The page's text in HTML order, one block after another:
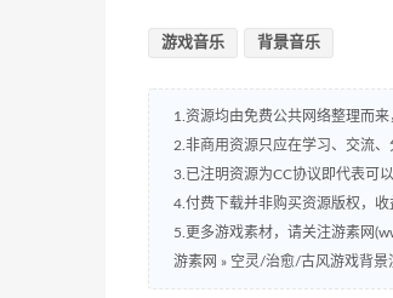
游戏音乐 背景音乐
1.资源均由免费公共网络整理而
2.非商用资源只应在学习、交流
3.已注明资源为CC协议即代表可
4.付费下载并非购买资源版权，
5.更多游戏素材，请关注游素网
游素网 » 空灵/治愈/古风游戏背景